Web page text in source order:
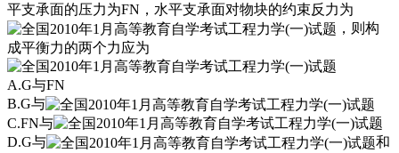
平支承面的压力为FN，水平支承面对物块的约束反力为
，则构
成平衡力的两个力应为
A.G与FN
B.G与
C.FN与
D.G与
和